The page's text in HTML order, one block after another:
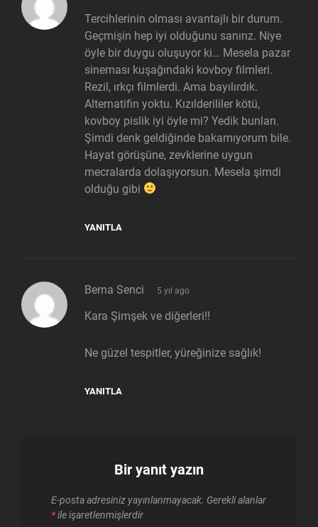
Tercihlerinin olması avantajlı bir durum.
Geçmişin hep iyi olduğunu sanırız. Niye
öyle bir duygu oluşuyor ki… Mesela pazar
sineması kuşağındaki kovboy filmleri.
Rezil, ırkçı filmlerdi. Ama bayılırdık.
Alternatifin yoktu. Kızılderililer kötü,
kovboy pislik iyi öyle mi? Yedik bunları.
Şimdi denk geldiğinde bakamıyorum bile.
Hayat görüşüne, zevklerine uygun
mecralarda dolaşıyorsun. Mesela şimdi
olduğu gibi
YANITLA
Berna Senci says:
5 yıl ago
Kara Şimşek ve diğerleri!!
Ne güzel tespitler, yüreğinize sağlık!
YANITLA
Bir yanıt yazın
E-posta adresiniz yayınlanmayacak. Gerekli alanlar
*ile işaretlenmişlerdir